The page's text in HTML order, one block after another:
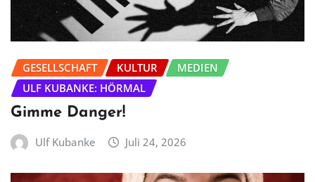
GESELLSCHAFT KULTUR
MEDIEN
ULF KUBANKE: HÖRMAL
Gimme Danger!
Ulf Kubanke Juli 24, 2026